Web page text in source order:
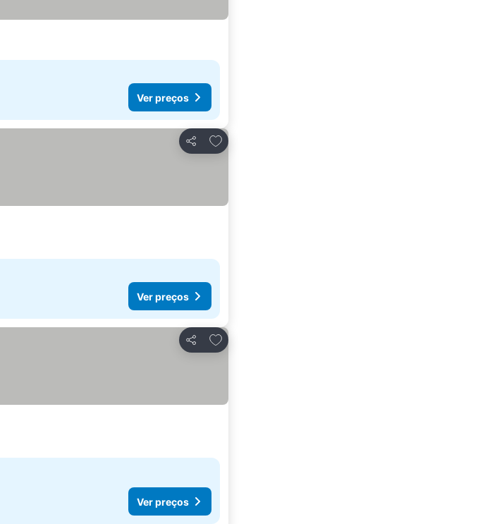
Ver preços
Partilhar
Adicionar aos favoritos
Ver preços
Partilhar
Adicionar aos favoritos
Ver preços